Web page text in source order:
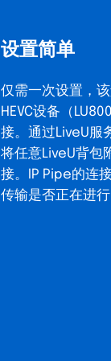
设置简单
仅需一次设置，
HEVC设备（
接。通过LiveU服
将任意LiveU背包
接。IP Pipe的连
传输是否正在进行